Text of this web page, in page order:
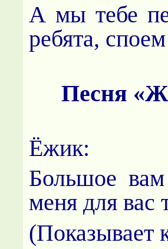
А мы тебе
ребята,
Песня
Ёжик:
Большое
меня для вас
(Показывает